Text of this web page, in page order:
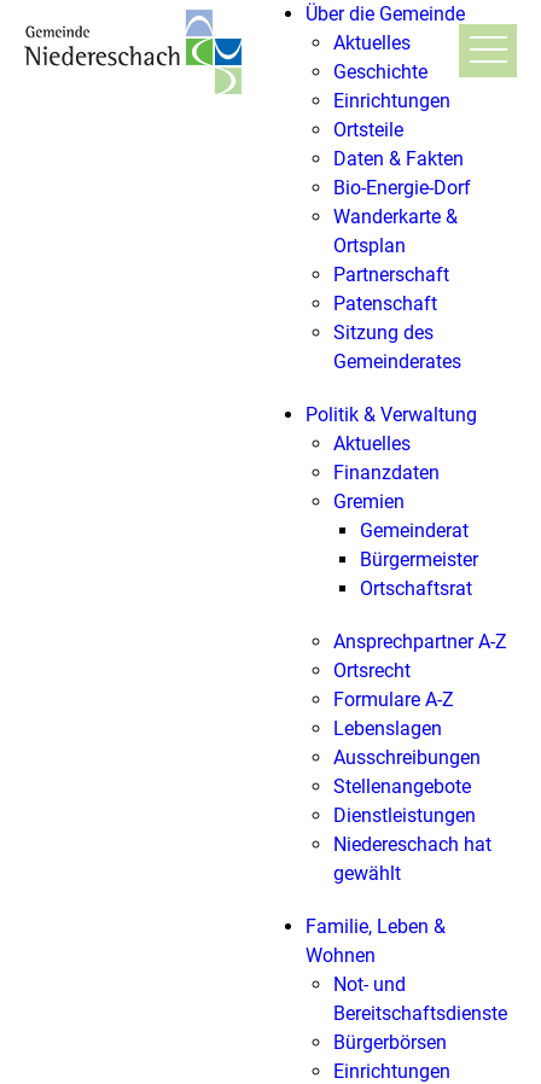
Über die Gemeinde
Aktuelles
Geschichte
Einrichtungen
Ortsteile
Daten & Fakten
Bio-Energie-Dorf
Wanderkarte &
Ortsplan
Partnerschaft
Patenschaft
Sitzung des
Gemeinderates
Politik & Verwaltung
Aktuelles
Finanzdaten
Gremien
Gemeinderat
Bürgermeister
Ortschaftsrat
Ansprechpartner A-Z
Ortsrecht
Formulare A-Z
Lebenslagen
Ausschreibungen
Stellenangebote
Dienstleistungen
Niedereschach hat
gewählt
Familie, Leben &
Wohnen
Not- und
Bereitschaftsdienste
Bürgerbörsen
Einrichtungen